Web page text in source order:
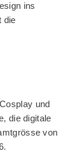
ins
die
und
die digitale
von